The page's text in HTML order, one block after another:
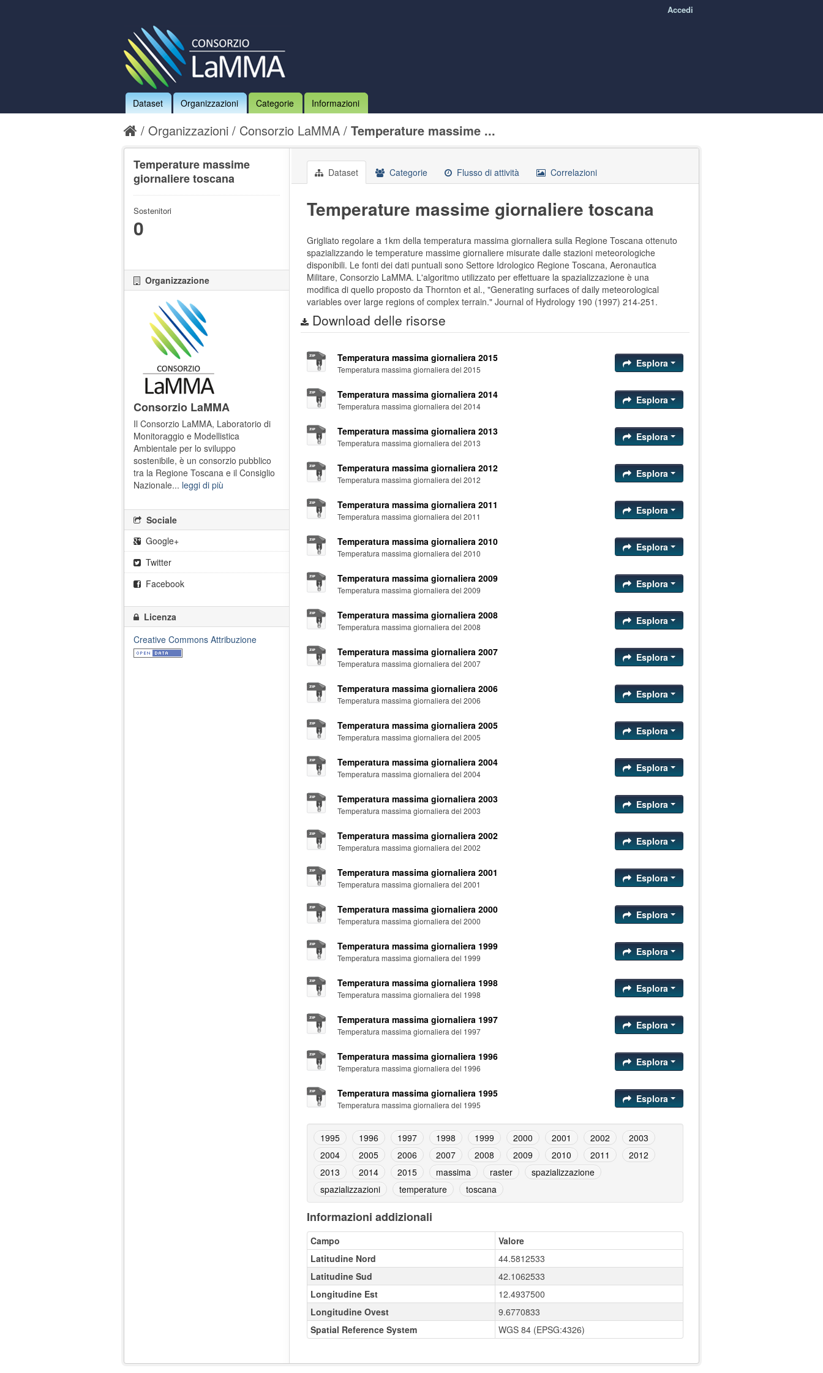
Accedi
Dataset Organizzazioni Categorie Informazioni
Organizzazioni Consorzio LaMMA Temperature massime ...
Dataset Categorie Flusso di attività Correlazioni
Temperature massime giornaliere toscana
Grigliato regolare a 1km della temperatura massima giornaliera sulla Regione Toscana ottenuto
spazializzando le temperature massime giornaliere misurate dalle stazioni meteorologiche
disponibili. Le fonti dei dati puntuali sono Settore Idrologico Regione Toscana, Aeronautica
Militare, Consorzio LaMMA. L'algoritmo utilizzato per effettuare la spazializzazione è una
modifica di quello proposto da Thornton et al., "Generating surfaces of daily meteorological
variables over large regions of complex terrain." Journal of Hydrology 190 (1997) 214-251.
Download delle risorse
Temperatura massima giornaliera 2015
Temperatura massima giornaliera del 2015
Esplora
Temperatura massima giornaliera 2014
Temperatura massima giornaliera del 2014
Esplora
Temperatura massima giornaliera 2013
Temperatura massima giornaliera del 2013
Esplora
Temperatura massima giornaliera 2012
Temperatura massima giornaliera del 2012
Esplora
Temperatura massima giornaliera 2011
Temperatura massima giornaliera del 2011
Esplora
Temperatura massima giornaliera 2010
Temperatura massima giornaliera del 2010
Esplora
Temperatura massima giornaliera 2009
Temperatura massima giornaliera del 2009
Esplora
Temperatura massima giornaliera 2008
Temperatura massima giornaliera del 2008
Esplora
Temperatura massima giornaliera 2007
Temperatura massima giornaliera del 2007
Esplora
Temperatura massima giornaliera 2006
Temperatura massima giornaliera del 2006
Esplora
Temperatura massima giornaliera 2005
Temperatura massima giornaliera del 2005
Esplora
Temperatura massima giornaliera 2004
Temperatura massima giornaliera del 2004
Esplora
Temperatura massima giornaliera 2003
Temperatura massima giornaliera del 2003
Esplora
Temperatura massima giornaliera 2002
Temperatura massima giornaliera del 2002
Esplora
Temperatura massima giornaliera 2001
Temperatura massima giornaliera del 2001
Esplora
Temperatura massima giornaliera 2000
Temperatura massima giornaliera del 2000
Esplora
Temperatura massima giornaliera 1999
Temperatura massima giornaliera del 1999
Esplora
Temperatura massima giornaliera 1998
Temperatura massima giornaliera del 1998
Esplora
Temperatura massima giornaliera 1997
Temperatura massima giornaliera del 1997
Esplora
Temperatura massima giornaliera 1996
Temperatura massima giornaliera del 1996
Esplora
Temperatura massima giornaliera 1995
Temperatura massima giornaliera del 1995
Esplora
1995 1996 1997 1998 1999 2000 2001 2002
2003
2004
2005 2006 2007 2008 2009 2010 2011
2012
2013
2014 2015 massima raster
spazializzazione
spazializzazioni
temperature toscana
Informazioni addizionali
Campo
Valore
Latitudine Nord
44.5812533
Latitudine Sud
42.1062533
Longitudine Est
12.4937500
Longitudine Ovest
9.6770833
Spatial Reference System
WGS 84 (EPSG:4326)
Temperature massime
giornaliere toscana
Sostenitori
0
Organizzazione
Consorzio LaMMA
Il Consorzio LaMMA, Laboratorio di
Monitoraggio e Modellistica
Ambientale per lo sviluppo
sostenibile, è un consorzio pubblico
tra la Regione Toscana e il Consiglio
Nazionale... leggi di più
Sociale
Google+
Twitter
Facebook
Licenza
Creative Commons Attribuzione